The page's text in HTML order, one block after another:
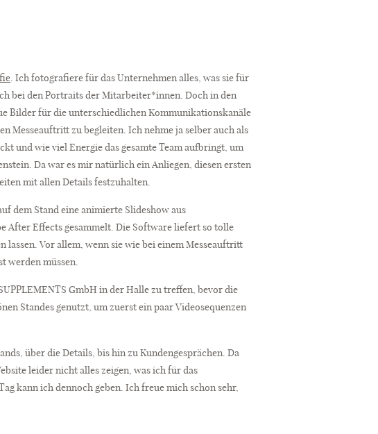
. Ich fotografiere für das Unternehmen alles, was sie für
bei den Portraits der Mitarbeiter*innen. Doch in den
Bilder für die unterschiedlichen Kommunikationskanäle
Messeauftritt zu begleiten. Ich nehme ja selber auch als
und wie viel Energie das gesamte Team aufbringt, um
Da war es mir natürlich ein Anliegen, diesen ersten
mit allen Details festzuhalten.
dem Stand eine animierte Slideshow aus
After Effects gesammelt. Die Software liefert so tolle
Vor allem, wenn sie wie bei einem Messeauftritt
werden müssen.
GmbH in der Halle zu treffen, bevor die
Standes genutzt, um zuerst ein paar Videosequenzen
über die Details, bis hin zu Kundengesprächen. Da
leider nicht alles zeigen, was ich für das
kann ich dennoch geben. Ich freue mich schon sehr,